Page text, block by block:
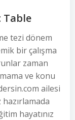
Table
tezi dönem
bir çalışma
zaman
ve konu
ailesi
hayatınız